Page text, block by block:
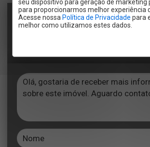
seu dispositivo para geração de marketing
para proporcionarmos melhor experiência
Acesse nossa Política de Privacidade para
melhor como utilizamos estes dados.
RECEBER CONTATO